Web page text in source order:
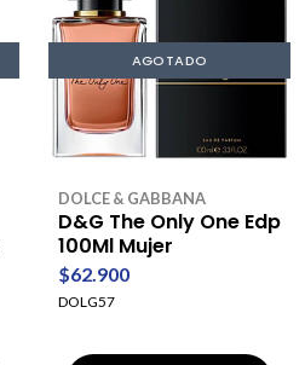
AGOTADO
DOLCE & GABBANA
D&G The Only One Edp
100Ml Mujer
$62.900
DOLG57